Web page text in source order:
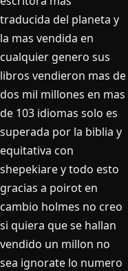
traducida del planeta y
la mas vendida en
cualquier genero sus
libros vendieron mas de
dos mil millones en mas
de 103 idiomas solo es
superada por la biblia y
equitativa con
shepekiare y todo esto
gracias a poirot en
cambio holmes no creo
si quiera que se hallan
vendido un millon no
sea ignorate lo numero